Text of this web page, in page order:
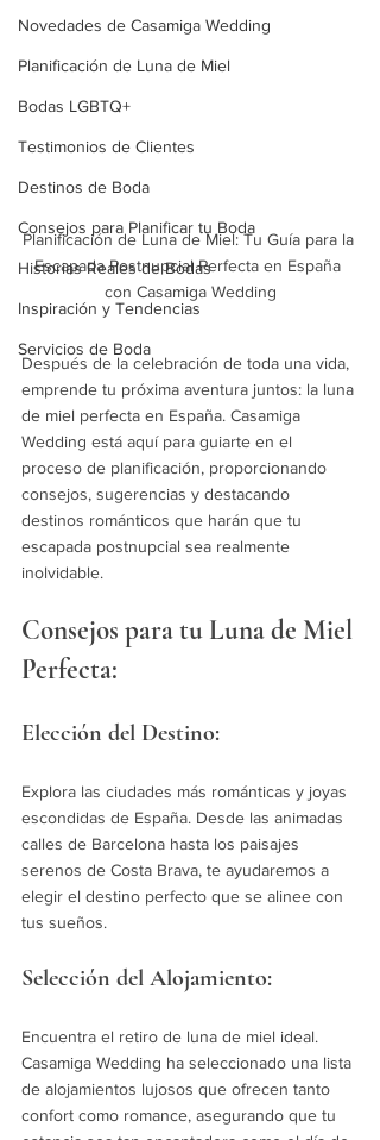
Novedades de Casamiga Wedding
Planificación de Luna de Miel
Bodas LGBTQ+
Testimonios de Clientes
Destinos de Boda
Consejos para Planificar tu Boda
Historias Reales de Bodas
Inspiración y Tendencias
Servicios de Boda
Planificación de Luna de Miel: Tu Guía para la
Escapada Postnupcial Perfecta en España
con Casamiga Wedding
Después de la celebración de toda una vida,
emprende tu próxima aventura juntos: la luna
de miel perfecta en España. Casamiga
Wedding está aquí para guiarte en el
proceso de planificación, proporcionando
consejos, sugerencias y destacando
destinos románticos que harán que tu
escapada postnupcial sea realmente
inolvidable.
Consejos para tu Luna de Miel
Perfecta:
Elección del Destino:
Explora las ciudades más románticas y joyas
escondidas de España. Desde las animadas
calles de Barcelona hasta los paisajes
serenos de Costa Brava, te ayudaremos a
elegir el destino perfecto que se alinee con
tus sueños.
Selección del Alojamiento:
Encuentra el retiro de luna de miel ideal.
Casamiga Wedding ha seleccionado una lista
de alojamientos lujosos que ofrecen tanto
confort como romance, asegurando que tu